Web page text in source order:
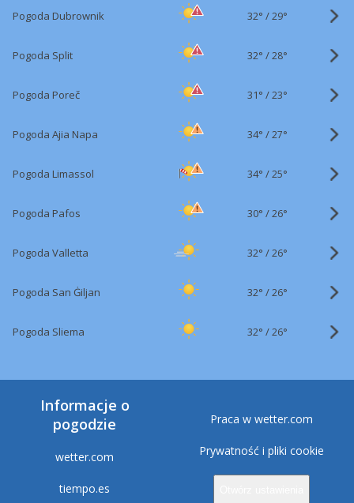
Pogoda Dubrownik 32° /29°
Pogoda Split 32° /28°
Pogoda Poreč 31° /23°
Pogoda Ajia Napa 34° /27°
Pogoda Limassol 34° /25°
Pogoda Pafos 30° /26°
Pogoda Valletta 32° /26°
Pogoda San Ġiljan 32° /26°
Pogoda Sliema 32° /26°
Informacje o
pogodzie
wetter.com
tiempo.es
Praca w wetter.com
Prywatność i pliki cookie